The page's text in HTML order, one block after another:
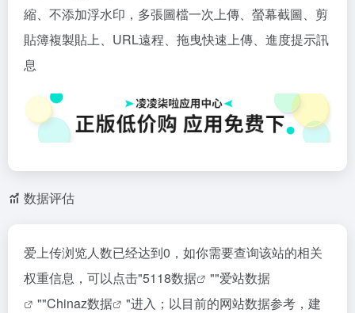
縮、不添加浮水印，多張圖檔一次上傳、螢幕截圖、剪
貼簿複製貼上、URL遠程、拖曳快速上傳、進度提示訊
息
数据评估
爱上传浏览人数已经达到0，如你需要查询该站的相关
权重信息，可以点击"5118数据 ""爱站数据
""Chinaz数据
"进入；以目前的网站数据参考，建